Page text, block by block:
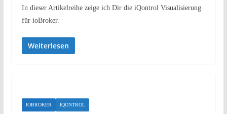
In dieser Artikelreihe zeige ich Dir die iQontrol Visualisierung
für ioBroker.
Weiterlesen
IOBROKER IQONTROL